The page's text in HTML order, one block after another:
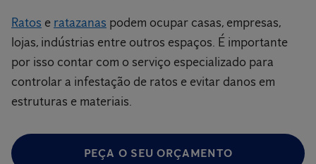
Ratos e ratazanas podem ocupar casas, empresas,
lojas, indústrias entre outros espaços. É importante
por isso contar com o serviço especializado para
controlar a infestação de ratos e evitar danos em
estruturas e materiais.
PEÇA O SEU ORÇAMENTO